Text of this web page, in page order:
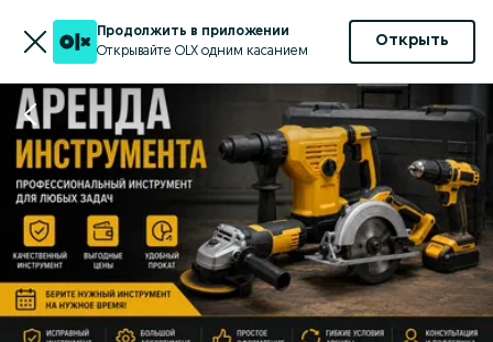
Продолжить в приложении
Открывайте OLX одним касанием
Открыть